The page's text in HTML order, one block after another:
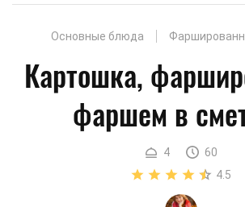
Основные блюда
Картошка,
фаршем в
4
60
4.5